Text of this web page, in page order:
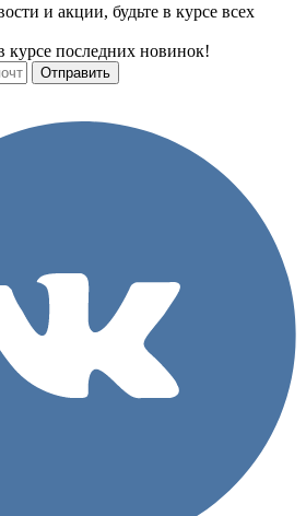
и акции, будьте в курсе всех
курсе последних новинок!